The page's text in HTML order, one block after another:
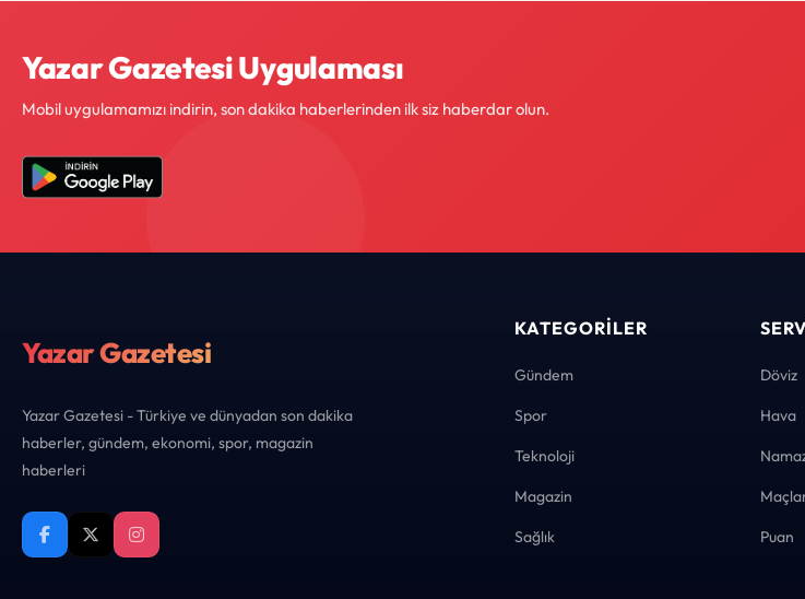
Yazar Gazetesi Uygulaması
Mobil uygulamamızı indirin, son dakika haberlerinden ilk siz haberdar olun.
Yazar Gazetesi
Yazar Gazetesi - Türkiye ve dünyadan son dakika
haberler, gündem, ekonomi, spor, magazin
haberleri
KATEGORILER
Gündem
Spor
Teknoloji
Magazin
Sağlık
Döviz
Hava
Puan